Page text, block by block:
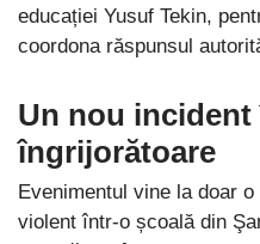
educației Yusuf Tekin,
coordona răspunsul
Un nou
îngrijorătoare
Evenimentul vine la doar
violent într-o școală din